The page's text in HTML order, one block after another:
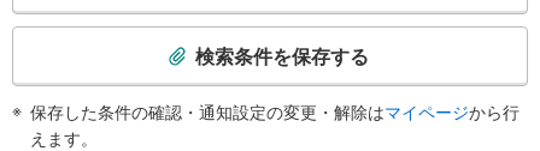
検
検索条件を保存する
保存した条件の確認・通知設定の変更・解除はマイページから行
えます。